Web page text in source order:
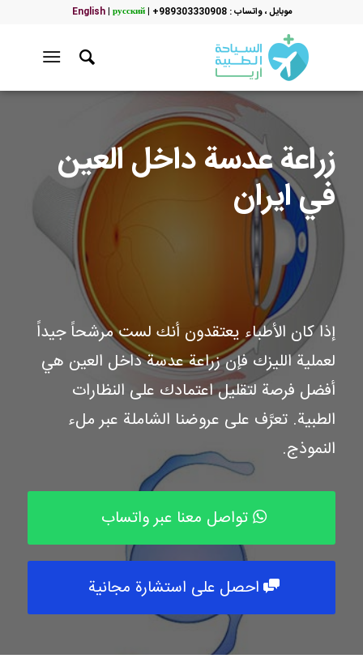
موبایل ، واتساب : 989303330908+ |
English| русский
زراعة عدسة داخل العين
في ايران
إذا كان الأطباء يعتقدون أنك لست مرشحاً جيداً
لعملية الليزك فإن زراعة عدسة داخل العين هي
أفضل فرصة لتقليل اعتمادك على النظارات
الطبية. تعرَّف على عروضنا الشاملة عبر ملء
النموذج.
تواصل معنا عبر واتساب
احصل على استشارة مجانية